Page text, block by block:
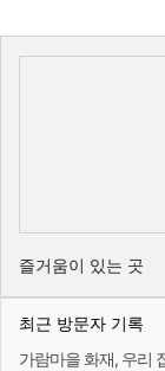
즐거움이 있는 곳
최근 방문자 기록
가람마을 화재, 우리